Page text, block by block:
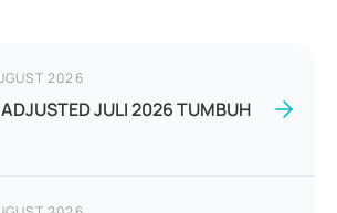
2026
JULI 2026 TUMBUH